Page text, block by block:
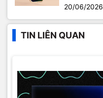
20/06/2026
TIN LIÊN QUAN